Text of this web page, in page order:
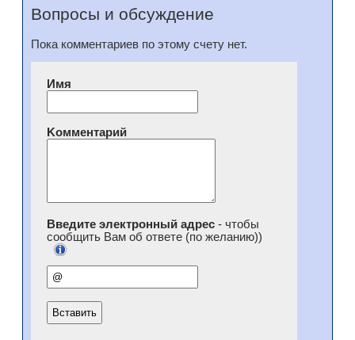
Вопросы и обсуждение
Пока комментариев по этому счету нет.
Имя
Kомментарий
Введите электронный адрес- чтобы
сообщить Вам об ответе (по желанию))